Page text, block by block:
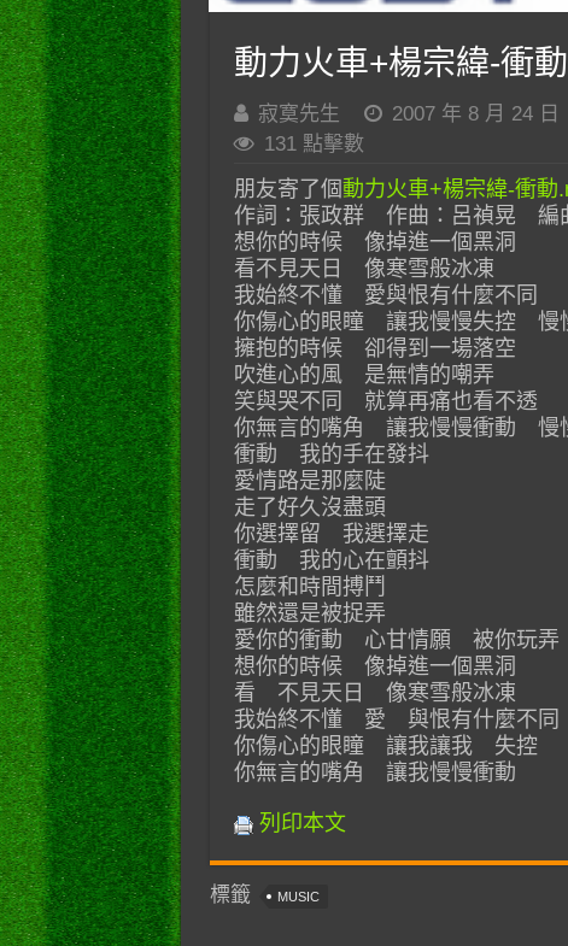
動力火車+楊宗緯-衝動
寂寞先生 2007 年 8 月 24 日
131 點擊數
朋友寄了個動力火車+楊宗緯-衝動
作詞：張政群 作曲：呂禎晃 編
想你的時候 像掉進一個黑洞
看不見天日 像寒雪般冰凍
我始終不懂 愛與恨有什麼不同
你傷心的眼瞳 讓我慢慢失控 慢
擁抱的時候 卻得到一場落空
吹進心的風 是無情的嘲弄
笑與哭不同 就算再痛也看不透
你無言的嘴角 讓我慢慢衝動 慢
衝動 我的手在發抖
愛情路是那麼陡
走了好久沒盡頭
你選擇留 我選擇走
衝動 我的心在顫抖
怎麼和時間搏鬥
雖然還是被捉弄
愛你的衝動 心甘情願 被你玩弄
想你的時候 像掉進一個黑洞
看 不見天日 像寒雪般冰凍
我始終不懂 愛 與恨有什麼不同
你傷心的眼瞳 讓我讓我 失控
你無言的嘴角 讓我慢慢衝動
列印本文
標籤 MUSIC